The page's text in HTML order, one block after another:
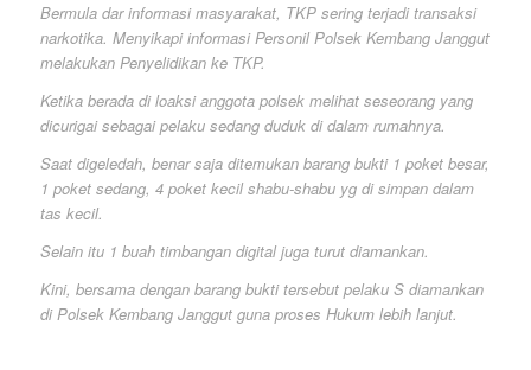
Bermula dar informasi masyarakat, TKP sering terjadi transaksi
narkotika. Menyikapi informasi Personil Polsek Kembang Janggut
melakukan Penyelidikan ke TKP.
Ketika berada di loaksi anggota polsek melihat seseorang yang
dicurigai sebagai pelaku sedang duduk di dalam rumahnya.
Saat digeledah, benar saja ditemukan barang bukti 1 poket besar,
1 poket sedang, 4 poket kecil shabu-shabu yg di simpan dalam
tas kecil.
Selain itu 1 buah timbangan digital juga turut diamankan.
Kini, bersama dengan barang bukti tersebut pelaku S diamankan
di Polsek Kembang Janggut guna proses Hukum lebih lanjut.